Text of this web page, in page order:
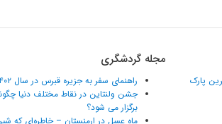
پارک
مجله گردشگری
راهنمای سفر به جزیره قبرس در سال ۱۴۰۲
جشن ولنتاین در نقاط مختلف دنیا
برگزار می شود؟
ماه عسل در ارمنستان – خاطره‌ای که